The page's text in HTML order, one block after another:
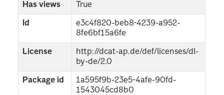
Has views True
Id
e3c4f820-beb8-4239-a952-
8fe6bf15a6fe
License
http://dcat-ap.de/def/licenses/dl-
by-de/2.0
Package id
1a595f9b-23e5-4afe-90fd-
1543045cd8b0